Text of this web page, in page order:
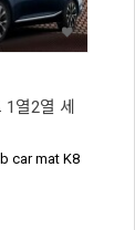
열2열 세
car mat K8